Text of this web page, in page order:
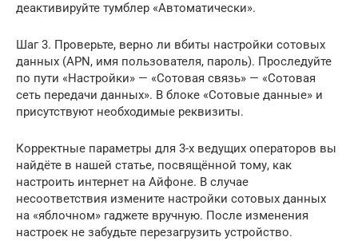
деактивируйте тумблер «Автоматически».
Шаг 3. Проверьте, верно ли вбиты настройки сотовых
данных (APN, имя пользователя, пароль). Проследуйте
по пути «Настройки» — «Сотовая связь» — «Сотовая
сеть передачи данных». В блоке «Сотовые данные» и
присутствуют необходимые реквизиты.
Корректные параметры для 3-х ведущих операторов вы
найдёте в нашей статье, посвящённой тому, как
настроить интернет на Айфоне. В случае
несоответствия измените настройки сотовых данных
на «яблочном» гаджете вручную. После изменения
настроек не забудьте перезагрузить устройство.